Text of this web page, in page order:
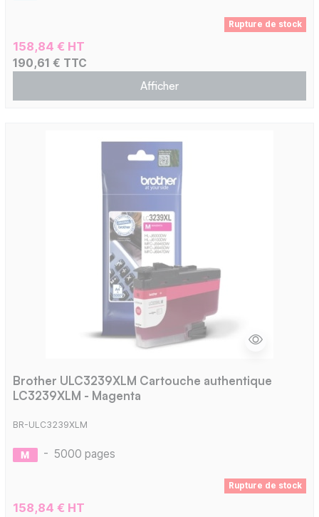
Rupture de stock
158,84 € HT
190,61 € TTC
Afficher
Brother ULC3239XLM Cartouche authentique
LC3239XLM - Magenta
BR-ULC3239XLM
- 5000 pages
Rupture de stock
158,84 € HT